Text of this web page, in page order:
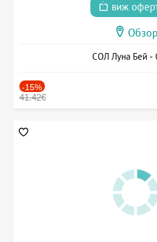
виж
Обзор
СОЛ Луна Бей -
-15%
41.42€